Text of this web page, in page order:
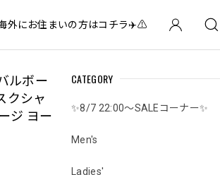
にお住まいの方はコチラ✈️⚠️
CATEGORY
✨8/7 22:00～SALEコーナー✨
Men's
Ladies'
ルボー
クシャ
ジ ヨー